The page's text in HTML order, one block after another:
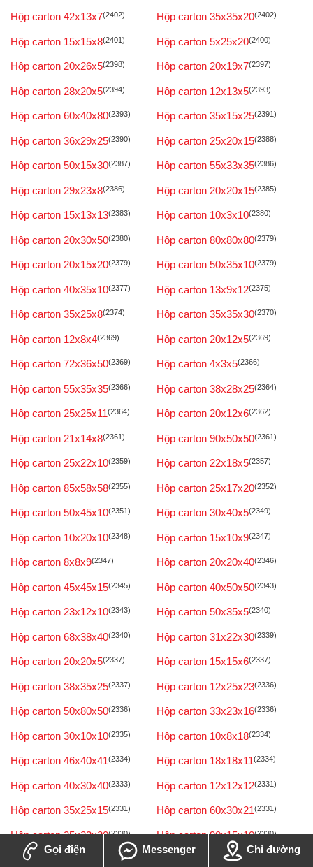
Hộp carton 42x13x7(2402) Hộp carton 35x35x20(2402)
Hộp carton 15x15x8(2401) Hộp carton 5x25x20(2400)
Hộp carton 20x26x5(2398) Hộp carton 20x19x7(2397)
Hộp carton 28x20x5(2394) Hộp carton 12x13x5(2393)
Hộp carton 60x40x80(2393) Hộp carton 35x15x25(2391)
Hộp carton 36x29x25(2390) Hộp carton 25x20x15(2388)
Hộp carton 50x15x30(2387) Hộp carton 55x33x35(2386)
Hộp carton 29x23x8(2386) Hộp carton 20x20x15(2385)
Hộp carton 15x13x13(2383) Hộp carton 10x3x10(2380)
Hộp carton 20x30x50(2380) Hộp carton 80x80x80(2379)
Hộp carton 20x15x20(2379) Hộp carton 50x35x10(2379)
Hộp carton 40x35x10(2377) Hộp carton 13x9x12(2375)
Hộp carton 35x25x8(2374) Hộp carton 35x35x30(2370)
Hộp carton 12x8x4(2369) Hộp carton 20x12x5(2369)
Hộp carton 72x36x50(2369) Hộp carton 4x3x5(2366)
Hộp carton 55x35x35(2366) Hộp carton 38x28x25(2364)
Hộp carton 25x25x11(2364) Hộp carton 20x12x6(2362)
Hộp carton 21x14x8(2361) Hộp carton 90x50x50(2361)
Hộp carton 25x22x10(2359) Hộp carton 22x18x5(2357)
Hộp carton 85x58x58(2355) Hộp carton 25x17x20(2352)
Hộp carton 50x45x10(2351) Hộp carton 30x40x5(2349)
Hộp carton 10x20x10(2348) Hộp carton 15x10x9(2347)
Hộp carton 8x8x9(2347) Hộp carton 20x20x40(2346)
Hộp carton 45x45x15(2345) Hộp carton 40x50x50(2343)
Hộp carton 23x12x10(2343) Hộp carton 50x35x5(2340)
Hộp carton 68x38x40(2340) Hộp carton 31x22x30(2339)
Hộp carton 20x20x5(2337) Hộp carton 15x15x6(2337)
Hộp carton 38x35x25(2337) Hộp carton 12x25x23(2336)
Hộp carton 50x80x50(2336) Hộp carton 33x23x16(2336)
Hộp carton 30x10x10(2335) Hộp carton 10x8x18(2334)
Hộp carton 46x40x41(2334) Hộp carton 18x18x11(2334)
Hộp carton 40x30x40(2333) Hộp carton 12x12x12(2331)
Hộp carton 35x25x15(2331) Hộp carton 60x30x21(2331)
Hộp carton 25x22x20(2330) Hộp carton 90x15x10(2330)
Hộp carton 100x80x7 (2329) Hộp carton 23x12x8
Gọi điện Messenger Chỉ đường